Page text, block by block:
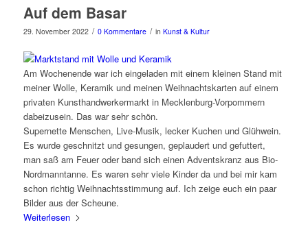
Auf dem Basar
29. November 2022 / 0 Kommentare / in Kunst & Kultur
Am Wochenende war ich eingeladen mit einem kleinen Stand mit
meiner Wolle, Keramik und meinen Weihnachtskarten auf einem
privaten Kunsthandwerkermarkt in Mecklenburg-Vorpommern
dabeizusein. Das war sehr schön.
Supernette Menschen, Live-Musik, lecker Kuchen und Glühwein.
Es wurde geschnitzt und gesungen, geplaudert und gefuttert,
man saß am Feuer oder band sich einen Adventskranz aus Bio-
Nordmanntanne. Es waren sehr viele Kinder da und bei mir kam
schon richtig Weihnachtsstimmung auf. Ich zeige euch ein paar
Bilder aus der Scheune.
Weiterlesen